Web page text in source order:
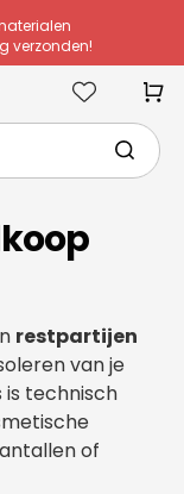
verzonden!
restpartijen
van je
is technisch
of